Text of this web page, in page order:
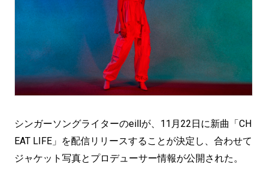
シンガーソングライターのeillが、11月22日に新曲「CH
EAT LIFE」を配信リリースすることが決定し、合わせて
ジャケット写真とプロデューサー情報が公開された。